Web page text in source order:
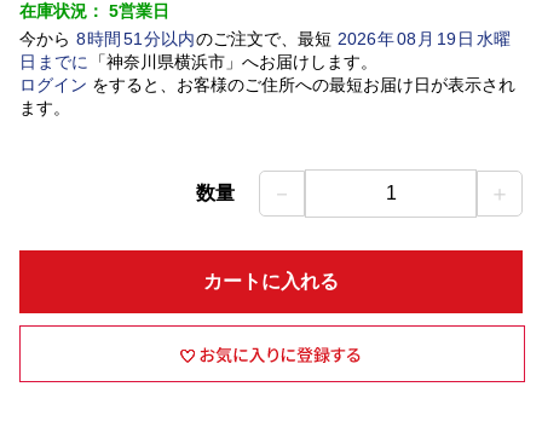
在庫状況： 5営業日
今から 8時間 51 分以内のご注文で、最短 2026年08 月 19日水曜
日 までに 「神奈川県横浜市」 へお届けします。
ログイン をすると、お客様のご住所への最短お届け日が表示され
ます。
数量 － 1 ＋
カートに入れる